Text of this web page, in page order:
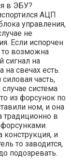
в ЭБУ?
АЦП
управления,
не
Если испорчен
возможна
сигнал на
на свечах есть.
часть,
система
из форсунок по
ном, и она
традиционно в
и
то заводится,
подозревать.